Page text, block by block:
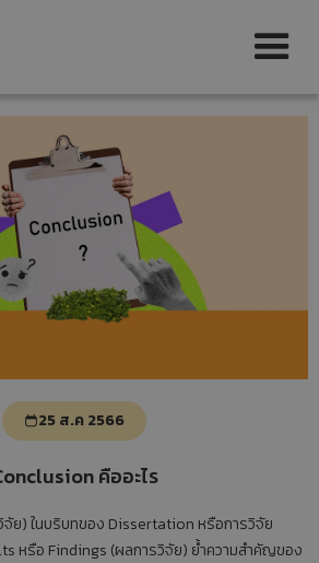
25 ส.ค 2566
คืออะไร
ย) ในบริบทของ Dissertation หรือการวิจัย
หรือ Findings (ผลการวิจัย) ย้ำความสำคัญของ